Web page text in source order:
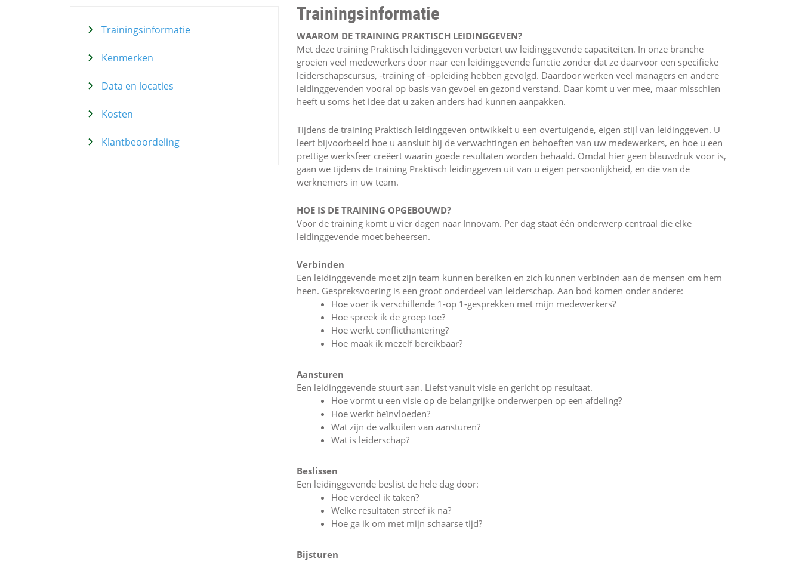
Trainingsinformatie
Kenmerken
Data en locaties
Kosten
Klantbeoordeling
Trainingsinformatie
WAAROM DE TRAINING PRAKTISCH LEIDINGGEVEN?
Met deze training Praktisch leidinggeven verbetert uw leidinggevende capaciteiten. In onze branche
groeien veel medewerkers door naar een leidinggevende functie zonder dat ze daarvoor een specifieke
leiderschapscursus, -training of -opleiding hebben gevolgd. Daardoor werken veel managers en andere
leidinggevenden vooral op basis van gevoel en gezond verstand. Daar komt u ver mee, maar misschien
heeft u soms het idee dat u zaken anders had kunnen aanpakken.
Tijdens de training Praktisch leidinggeven ontwikkelt u een overtuigende, eigen stijl van leidinggeven. U
leert bijvoorbeeld hoe u aansluit bij de verwachtingen en behoeften van uw medewerkers, en hoe u een
prettige werksfeer creëert waarin goede resultaten worden behaald. Omdat hier geen blauwdruk voor is,
gaan we tijdens de training Praktisch leidinggeven uit van u eigen persoonlijkheid, en die van de
werknemers in uw team.
HOE IS DE TRAINING OPGEBOUWD?
Voor de training komt u vier dagen naar Innovam. Per dag staat één onderwerp centraal die elke
leidinggevende moet beheersen.
Verbinden
Een leidinggevende moet zijn team kunnen bereiken en zich kunnen verbinden aan de mensen om hem
heen. Gespreksvoering is een groot onderdeel van leiderschap. Aan bod komen onder andere:
Hoe voer ik verschillende 1-op 1-gesprekken met mijn medewerkers?
Hoe spreek ik de groep toe?
Hoe werkt conflicthantering?
Hoe maak ik mezelf bereikbaar?
Aansturen
Een leidinggevende stuurt aan. Liefst vanuit visie en gericht op resultaat.
Hoe vormt u een visie op de belangrijke onderwerpen op een afdeling?
Hoe werkt beïnvloeden?
Wat zijn de valkuilen van aansturen?
Wat is leiderschap?
Beslissen
Een leidinggevende beslist de hele dag door:
Hoe verdeel ik taken?
Welke resultaten streef ik na?
Hoe ga ik om met mijn schaarse tijd?
Bijsturen